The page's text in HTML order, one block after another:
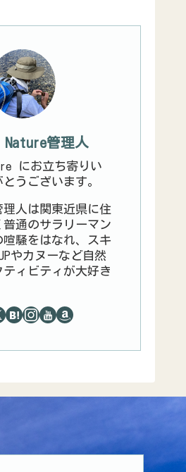
管理人
にお立ち寄りい
うございます。
理人は関東近県に住
普通のサラリーマン
喧騒をはなれ、スキ
やカヌーなど自然
ティビティが大好き